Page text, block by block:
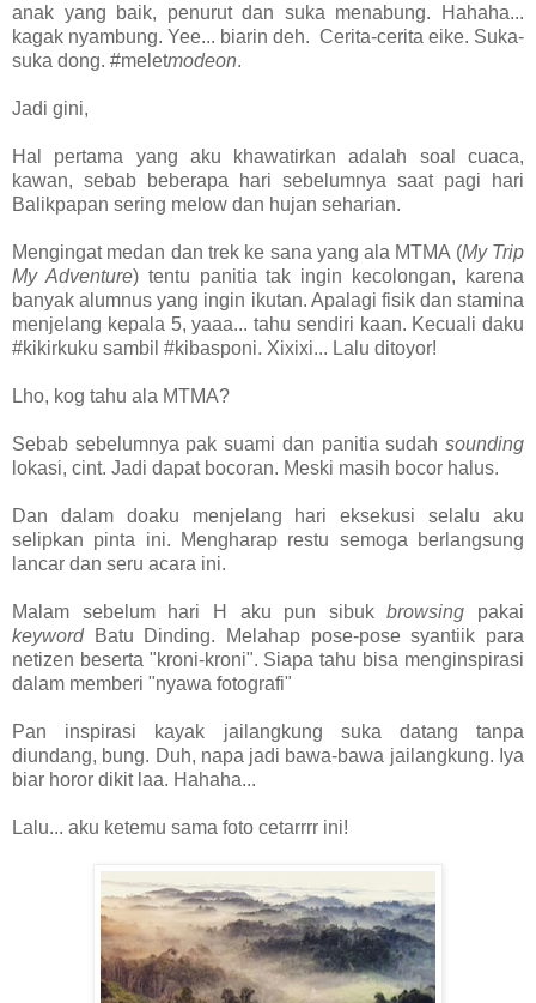
anak yang baik, penurut dan suka menabung. Hahaha...
kagak nyambung. Yee... biarin deh. Cerita-cerita eike. Suka-
suka dong. #meletmodeon.
Jadi gini,
Hal pertama yang aku khawatirkan adalah soal cuaca,
kawan, sebab beberapa hari sebelumnya saat pagi hari
Balikpapan sering melow dan hujan seharian.
Mengingat medan dan trek ke sana yang ala MTMA (My Trip
My Adventure) tentu panitia tak ingin kecolongan, karena
banyak alumnus yang ingin ikutan. Apalagi fisik dan stamina
menjelang kepala 5, yaaa... tahu sendiri kaan. Kecuali daku
#kikirkuku sambil #kibasponi. Xixixi... Lalu ditoyor!
Lho, kog tahu ala MTMA?
Sebab sebelumnya pak suami dan panitia sudah sounding
lokasi, cint. Jadi dapat bocoran. Meski masih bocor halus.
Dan dalam doaku menjelang hari eksekusi selalu aku
selipkan pinta ini. Mengharap restu semoga berlangsung
lancar dan seru acara ini.
Malam sebelum hari H aku pun sibukbrowsing pakai
keywordBatu Dinding. Melahap pose-pose syantiik para
netizen beserta "kroni-kroni". Siapa tahu bisa menginspirasi
dalam memberi "nyawa fotografi"
Pan inspirasi kayak jailangkung suka datang tanpa
diundang, bung. Duh, napa jadi bawa-bawa jailangkung. Iya
biar horor dikit laa. Hahaha...
Lalu... aku ketemu sama foto cetarrrr ini!